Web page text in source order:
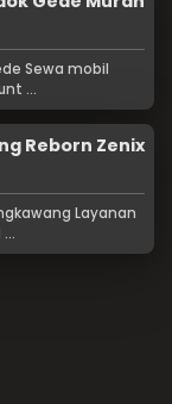
Sewa mobil
...
Reborn Zenix
Layanan